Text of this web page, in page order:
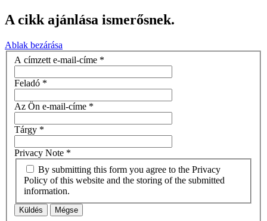
A cikk ajánlása ismerősnek.
Ablak bezárása
A címzett e-mail-címe *
Feladó *
Az Ön e-mail-címe *
Tárgy *
Privacy Note *
Policy of this website and the storing of the submitted
information.
Küldés Mégse